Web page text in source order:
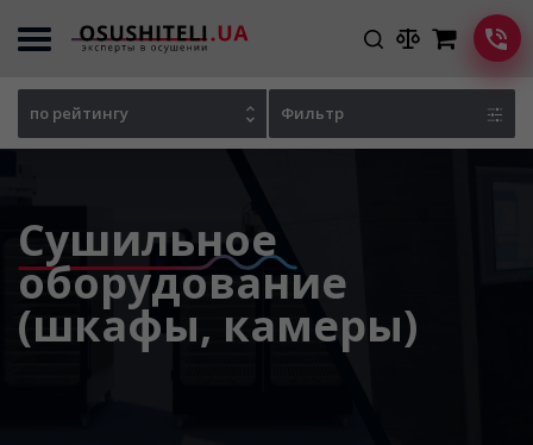
Сушильное
оборудование
(шкафы, камеры)
по рейтингу Фильтр